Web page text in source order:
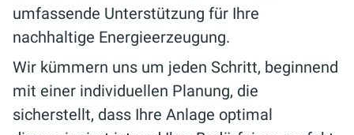
umfassende Unterstützung für Ihre
nachhaltige Energieerzeugung.
Wir kümmern uns um jeden Schritt, beginnend
mit einer individuellen Planung, die
sicherstellt, dass Ihre Anlage optimal